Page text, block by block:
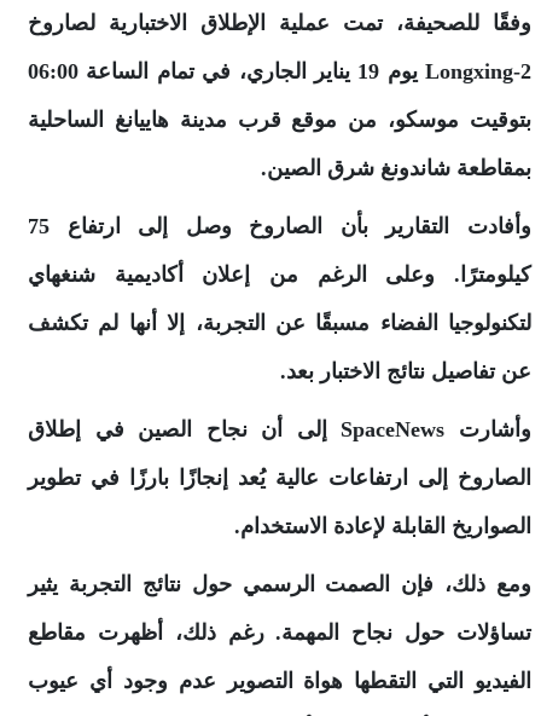
وفقًا للصحيفة، تمت عملية الإطلاق الاختبارية لصاروخ
Longxing-2 يوم 19 يناير الجاري، في تمام الساعة 06:00
بتوقيت موسكو، من موقع قرب مدينة هاييانغ الساحلية
بمقاطعة شاندونغ شرق الصين.
وأفادت التقارير بأن الصاروخ وصل إلى ارتفاع 75
كيلومترًا. وعلى الرغم من إعلان أكاديمية شنغهاي
لتكنولوجيا الفضاء مسبقًا عن التجربة، إلا أنها لم تكشف
عن تفاصيل نتائج الاختبار بعد.
وأشارت SpaceNews إلى أن نجاح الصين في إطلاق
الصاروخ إلى ارتفاعات عالية يُعد إنجازًا بارزًا في تطوير
الصواريخ القابلة لإعادة الاستخدام.
ومع ذلك، فإن الصمت الرسمي حول نتائج التجربة يثير
تساؤلات حول نجاح المهمة. رغم ذلك، أظهرت مقاطع
الفيديو التي التقطها هواة التصوير عدم وجود أي عيوب